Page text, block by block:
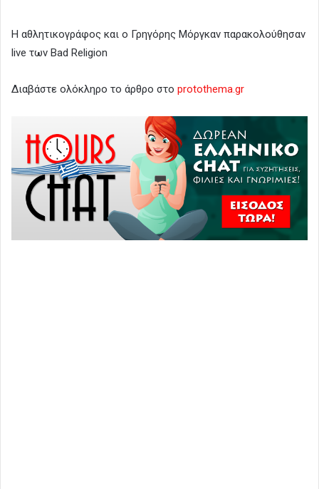
Η αθλητικογράφος και ο Γρηγόρης Μόργκαν παρακολούθησαν
live των Bad Religion
Διαβάστε ολόκληρο το άρθρο στο protothema.gr